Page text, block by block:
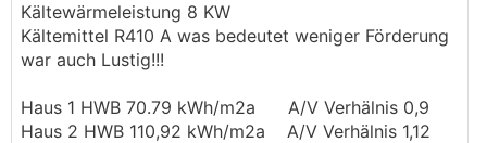
Kältewärmeleistung 8 KW
Kältemittel R410 A was bedeutet weniger Förderung
war auch Lustig!!!
Haus 1 HWB 70.79 kWh/m2a A/V Verhälnis 0,9
Haus 2 HWB 110,92 kWh/m2a A/V Verhälnis 1,12